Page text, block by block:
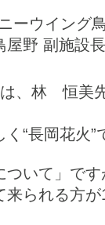
ーウイング
野 副施設
、林 恒美
“長岡花火”
いて」で
来られる方